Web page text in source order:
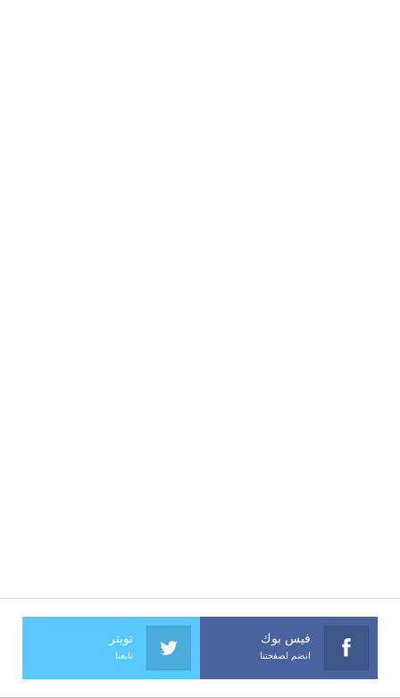
فيس بوك
انضم لصفحتنا
تويتر
تابعنا